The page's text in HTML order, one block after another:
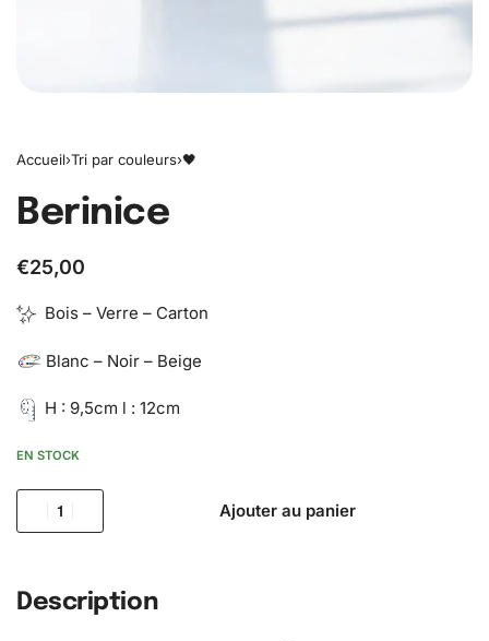
Accueil›Tri par couleurs›🖤
Berinice
€25,00
Bois – Verre – Carton
Blanc – Noir – Beige
H : 9,5cm l : 12cm
EN STOCK
Ajouter au panier
Description